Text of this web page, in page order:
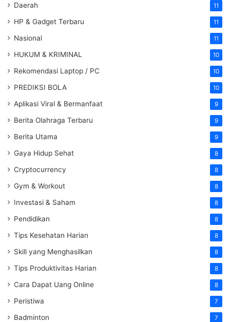
Daerah 11
HP & Gadget Terbaru 11
Nasional 11
HUKUM & KRIMINAL 10
Rekomendasi Laptop / PC 10
PREDIKSI BOLA 10
Aplikasi Viral & Bermanfaat 9
Berita Olahraga Terbaru 9
Berita Utama 9
Gaya Hidup Sehat 8
Cryptocurrency 8
Gym & Workout 8
Investasi & Saham 8
Pendidikan 8
Tips Kesehatan Harian 8
Skill yang Menghasilkan 8
Tips Produktivitas Harian 8
Cara Dapat Uang Online 8
Peristiwa 7
Badminton 7